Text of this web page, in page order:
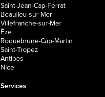
Saint-Jean-Cap-Ferrat
Beaulieu-sur-Mer
Villefranche-sur-Mer
Èze
Roquebrune-Cap-Martin
Saint-Tropez
Antibes
Nice
Services